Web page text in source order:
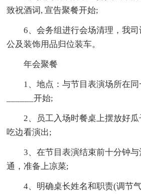
致祝酒词, 宣告聚餐开始;
6、会务组进行会场清理，我
公及装饰用品归位装车。
年会聚餐
1、地点：与节目表演场所在同
______开始;
2、员工入场时餐桌上摆放好
吃边看演出;
3、在节目表演结束前十分钟
通，准备上凉菜;
4、明确桌长姓名和职责(调节